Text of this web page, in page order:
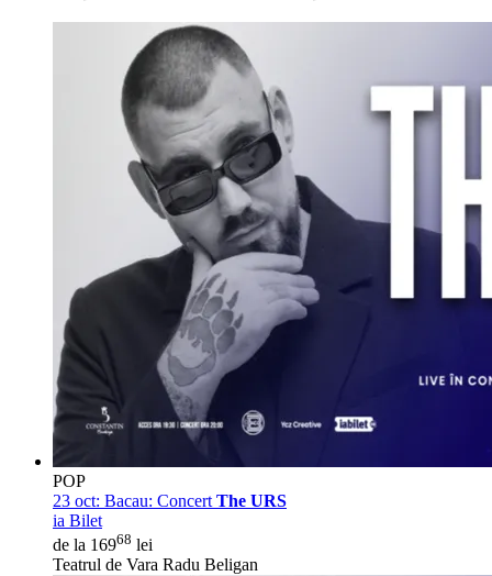
POP
23 oct: Bacau: Concert The URS
ia Bilet
de la 16968 lei
Teatrul de Vara Radu Beligan